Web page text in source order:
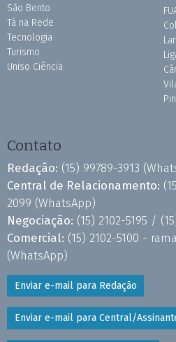
São Bento
Tá na Rede
Tecnologia
Turismo
Uniso Ciência
Contato
Redação: (15) 99789-3913
Central de Relacionamento:
2099 (WhatsApp)
Negociação: (15) 2102-5195 /
Comercial: (15) 2102-5100 -
(WhatsApp)
Enviar e-mail para Redação
Enviar e-mail para Central/